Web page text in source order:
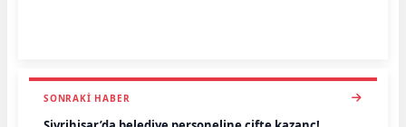
SONRAKI HABER